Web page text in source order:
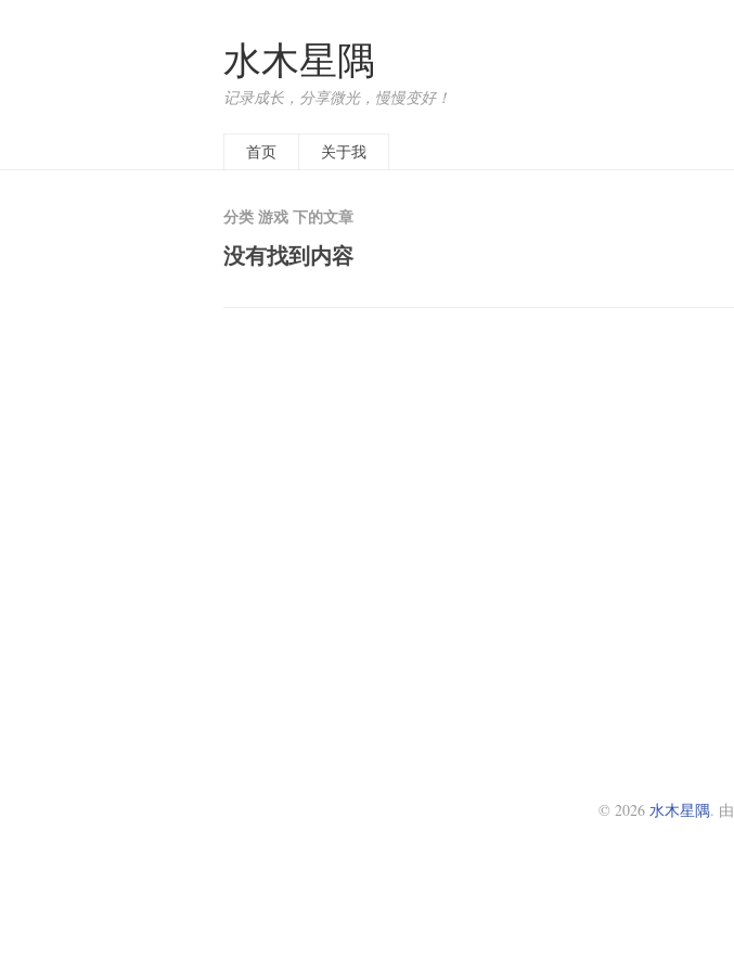
水木星隅
记录成长，分享微光，慢慢变好！
首页
关于我
分类 游戏 下的文章
没有找到内容
© 2026 水木星隅. 由